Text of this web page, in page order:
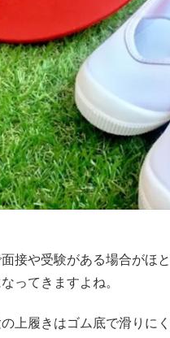
接や受験がある場合がほ
ってきますよね。
上履きはゴム底で滑りに